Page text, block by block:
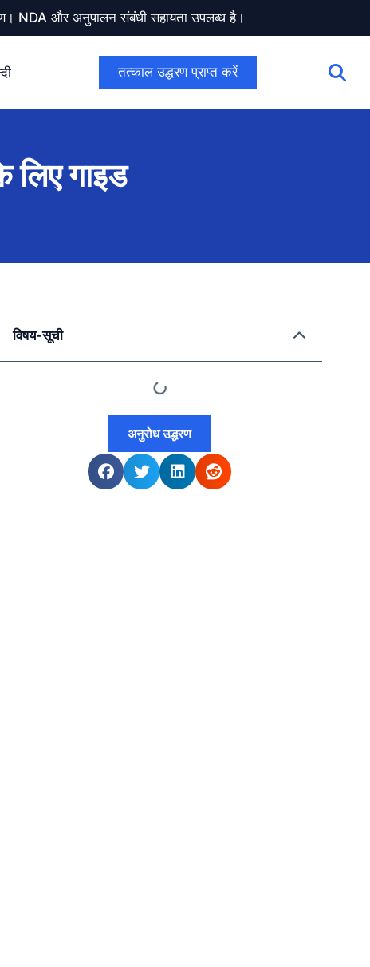
NDA और अनुपालन संबंधी सहायता उपलब्ध है।
तत्काल उद्धरण प्राप्त करें
लिए गाइड
विषय-सूची
अनुरोध उद्धरण